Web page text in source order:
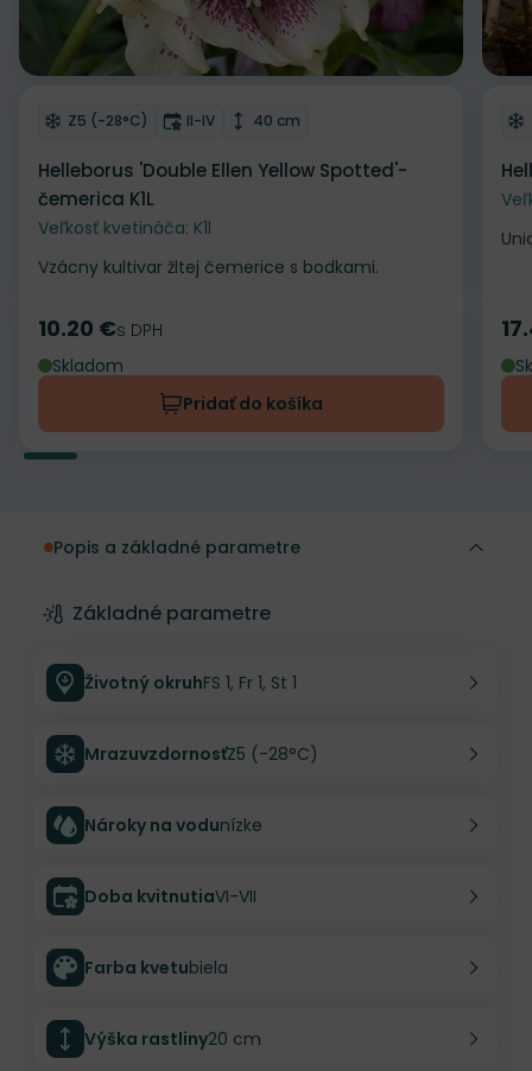
Odober do zoznamu želaní
Mrazuvzdornosť
Z5 (-28°C) Doba kvitnutia
II-IV Výška rastliny
40 cm
Helleborus 'Double Ellen Yellow Spotted'-
čemerica K1L
Veľkosť kvetináča: K1l
Vzácny kultivar žltej čemerice s bodkami.
Cena
10.20 €s DPH
Skladom
Pridať do košíka
Popis a základné parametre
Základné parametre
Životný okruhFS 1, Fr 1, St 1
MrazuvzdornosťZ5 (-28°C)
Nároky na vodunízke
Doba kvitnutiaVI-VII
Farba kvetubiela
Výška rastliny20 cm